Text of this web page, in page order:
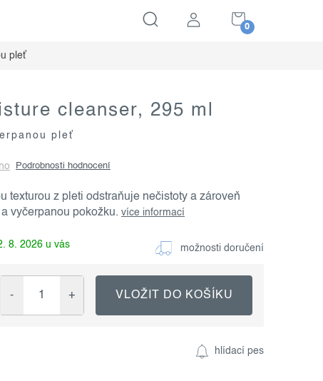
NÁKUPNÍ
KOŠÍK
pleť
cleanser, 295 ml
pleť
Podrobnosti hodnocení
texturou z pleti odstraňuje nečistoty a zároveň
vyčerpanou pokožku. více informací
8. 2026 možnosti doručení
VLOŽIT DO KOŠÍKU
hlídací pes